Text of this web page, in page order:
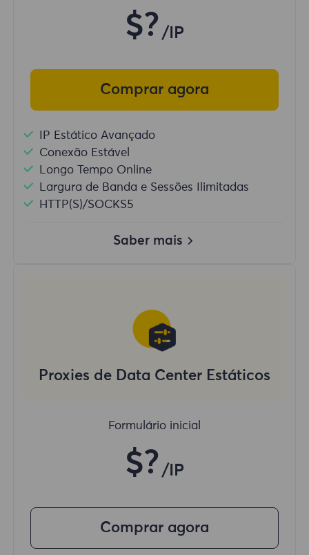
$? /IP
Comprar agora
IP Estático Avançado
Conexão Estável
Longo Tempo Online
Largura de Banda e Sessões Ilimitadas
HTTP(S)/SOCKS5
Saber mais
Proxies de Data Center Estáticos
Formulário inicial
$? /IP
Comprar agora